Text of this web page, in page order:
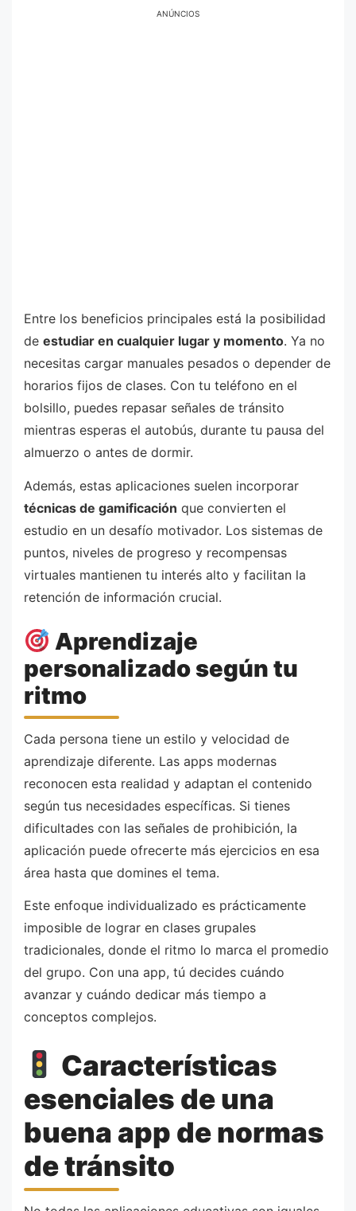
ANÚNCIOS
Entre los beneficios principales está la posibilidad
de estudiar en cualquier lugar y momento. Ya no
necesitas cargar manuales pesados o depender de
horarios fijos de clases. Con tu teléfono en el
bolsillo, puedes repasar señales de tránsito
mientras esperas el autobús, durante tu pausa del
almuerzo o antes de dormir.
Además, estas aplicaciones suelen incorporar
técnicas de gamificación que convierten el
estudio en un desafío motivador. Los sistemas de
puntos, niveles de progreso y recompensas
virtuales mantienen tu interés alto y facilitan la
retención de información crucial.
Aprendizaje
personalizado según tu
ritmo
Cada persona tiene un estilo y velocidad de
aprendizaje diferente. Las apps modernas
reconocen esta realidad y adaptan el contenido
según tus necesidades específicas. Si tienes
dificultades con las señales de prohibición, la
aplicación puede ofrecerte más ejercicios en esa
área hasta que domines el tema.
Este enfoque individualizado es prácticamente
imposible de lograr en clases grupales
tradicionales, donde el ritmo lo marca el promedio
del grupo. Con una app, tú decides cuándo
avanzar y cuándo dedicar más tiempo a
conceptos complejos.
Características
esenciales de una
buena app de normas
de tránsito